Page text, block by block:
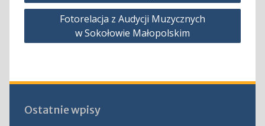
Fotorelacja z Audycji Muzycznych
w Sokołowie Małopolskim
Ostatnie wpisy